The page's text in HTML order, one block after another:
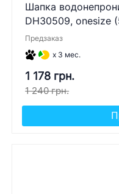
Шапка
DH30509, onesize
Предзаказ
x 3 мес.
1 178 грн.
1 240 грн.